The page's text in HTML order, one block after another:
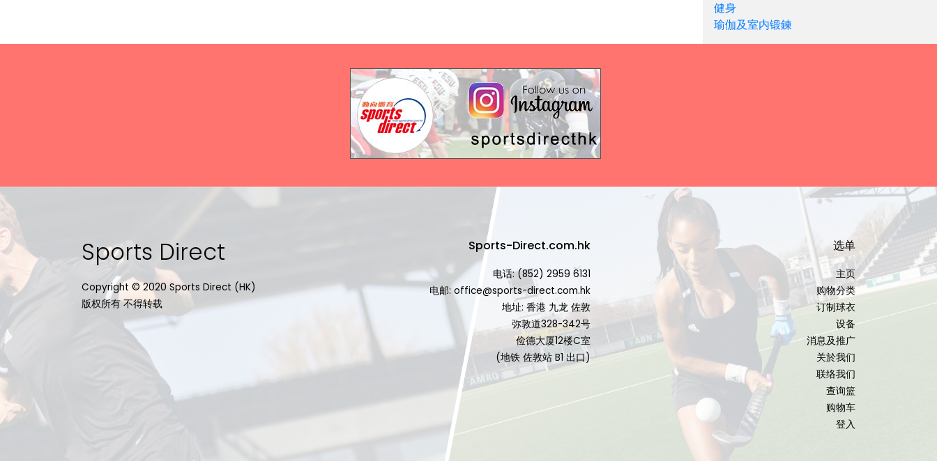
健身
瑜伽及室内锻鍊
Sports Direct
Copyright © 2020 Sports Direct (HK)
版权所有 不得转载
Sports-Direct.com.hk
电话: (852) 2959 6131
电邮: office@sports-direct.com.hk
地址: 香港 九龙 佐敦
弥敦道328-342号
俭德大厦12楼C室
(地铁 佐敦站 B1 出口)
选单
主页
购物分类
订制球衣
设备
消息及推广
关於我们
联络我们
查询篮
购物车
登入